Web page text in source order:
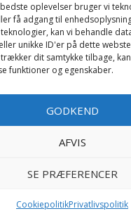
oplevelser bruger vi
få adgang til
kan vi behandle
unikke ID'er på dette
dit samtykke tilbage,
funktioner og egenskaber.
GODKEND
AFVIS
SE PRÆFERENCER
CookiepolitikPrivatlivspolitik